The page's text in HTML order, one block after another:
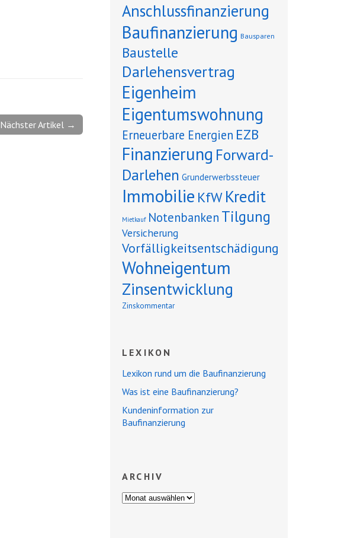
Nächster Artikel →
Anschlussfinanzierung
Baufinanzierung Bausparen
Baustelle
Darlehensvertrag
Eigenheim
Eigentumswohnung
Erneuerbare Energien EZB
Finanzierung Forward-
Darlehen Grunderwerbssteuer
Immobilie KfWKredit
Mietkauf Notenbanken Tilgung
Versicherung
Vorfälligkeitsentschädigung
Wohneigentum
Zinsentwicklung
Zinskommentar
LEXIKON
Lexikon rund um die Baufinanzierung
Was ist eine Baufinanzierung?
Kundeninformation zur
Baufinanzierung
ARCHIV